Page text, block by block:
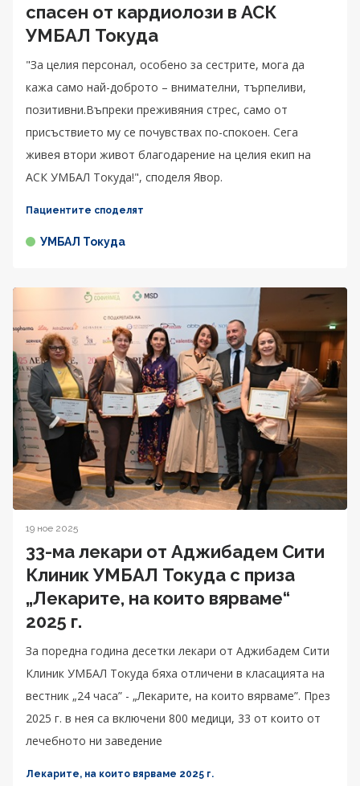
спасен от кардиолози в АСК
УМБАЛ Токуда
"За целия персонал, особено за сестрите, мога да
кажа само най-доброто – внимателни, търпеливи,
позитивни.Въпреки преживяния стрес, само от
присъствието му се почувствах по-спокоен. Сега
живея втори живот благодарение на целия екип на
АСК УМБАЛ Токуда!", споделя Явор.
Пациентите споделят
УМБАЛ Токуда
19 ное 2025
33-ма лекари от Аджибадем Сити
Клиник УМБАЛ Токуда с приза
„Лекарите, на които вярваме“
2025 г.
За поредна година десетки лекари от Аджибадем Сити
Клиник УМБАЛ Токуда бяха отличени в класацията на
вестник „24 часа” - „Лекарите, на които вярваме”. През
2025 г. в нея са включени 800 медици, 33 от които от
лечебното ни заведение
Лекарите, на които вярваме 2025 г.